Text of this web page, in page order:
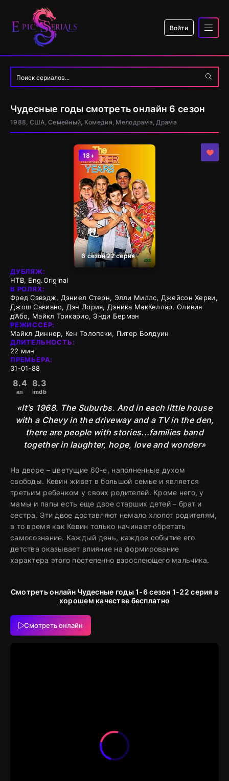
Войти
Чудесные годы смотреть онлайн 6 сезон
1988, США, Семейный, Комедия, Мелодрама, Драма
18+
6 сезон 22 серия
ДУБЛЯЖ:
НТВ, Eng.Original
В РОЛЯХ:
Фред Сэвэдж, Дэниел Стерн, Элли Миллс, Джейсон Херви,
Джош Савиано, Дэн Лория, Дэника МакКеллар, Оливия
д’Або, Майкл Трикарио, Энди Берман
РЕЖИССЕР:
Майкл Диннер, Кен Толопски, Питер Болдуин
ДЛИТЕЛЬНОСТЬ:
22 мин
ПРЕМЬЕРА:
31-01-88
8.4
кп
8.3
imdb
«It's 1968. The Suburbs. And in each little house
with a Chevy in the driveway and a TV in the den,
there are people with stories...families band
together in laughter, hope, love and wonder»
На дворе – цветущие 60-е, наполненные духом
свободы. Кевин живет в большой семье и является
третьим ребенком у своих родителей. Кроме него, у
мамы и папы есть еще двое старших детей – брат и
сестра. Эти двое доставляют немало хлопот родителям,
в то время как Кевин только начинает обретать
самосознание. Каждый день, каждое событие его
детства оказывает влияние на формирование
характера этого постепенно взрослеющего мальчика.
Смотреть онлайн Чудесные годы 1-6 сезон 1-22 серия в
хорошем качестве бесплатно
Смотреть онлайн